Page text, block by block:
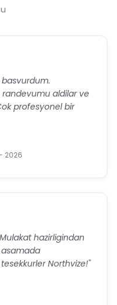
randevumu aldilar ve
profesyonel bir
2026
hazirligindan
Northvize!"